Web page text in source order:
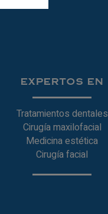
EXPERTOS EN
Tratamientos dentales
Cirugía maxilofacial
Medicina estética
Cirugía facial